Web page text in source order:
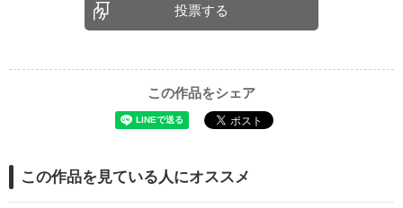
投票する
この作品をシェア
この作品を見ている人にオススメ